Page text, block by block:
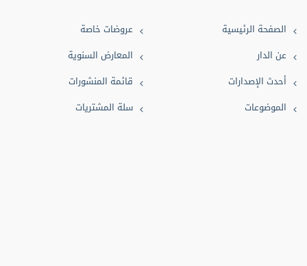
شعر (2)
ثقافة (2)
بيئة (1)
دعاء (1)
عروضات خاصة
المعارض السنوية
قائمة المنشورات
سلة المشتريات
الصفحة الرئيسية
عن الدار
أحدث الإصدارات
الموضوعات